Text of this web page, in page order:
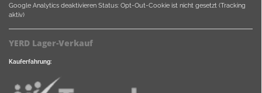
Google Analytics deaktivieren Status: Opt-Out-Cookie ist nicht gesetzt (Tracking
aktiv)
YERD Lager-Verkauf
Kauferfahrung: